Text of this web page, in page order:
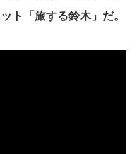
ト「旅する鈴木」だ。